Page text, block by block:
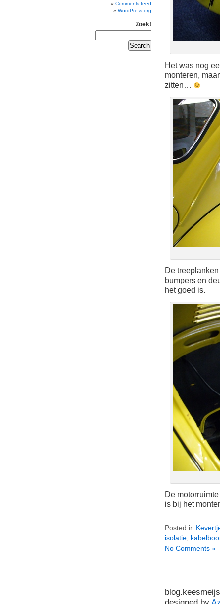
Het was nog
monteren,
zitten…
De
bumpers en
het goed is.
De
is bij het
Posted in
isolatie
No Comments »
Comments feed
WordPress.org
Zoek!
designed by